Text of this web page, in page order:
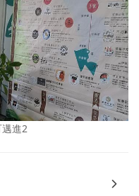
進2